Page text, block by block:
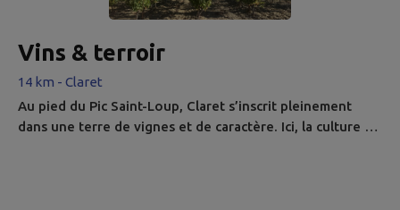
Vins & terroir
14 km - Claret
Au pied du Pic Saint-Loup, Claret s’inscrit pleinement
dans une terre de vignes et de caractère. Ici, la culture du